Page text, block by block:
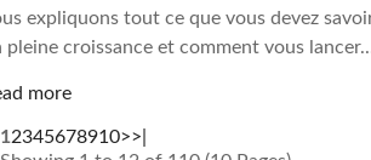
expliquons tout ce que vous devez
pleine croissance et comment vous
more
12345678910>>|